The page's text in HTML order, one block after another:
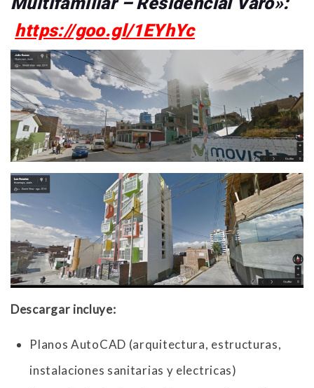
https://goo.gl/1EYhYc
Descargar incluye:
Planos AutoCAD (arquitectura, estructuras,
instalaciones sanitarias y electricas)